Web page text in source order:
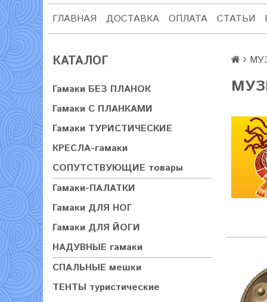
ГЛАВНАЯ ДОСТАВКА ОПЛАТА СТАТЬИ
КАТАЛОГ
Гамаки БЕЗ ПЛАНОК
Гамаки С ПЛАНКАМИ
Гамаки ТУРИСТИЧЕСКИЕ
КРЕСЛА-гамаки
СОПУТСТВУЮЩИЕ товары
Гамаки-ПАЛАТКИ
Гамаки ДЛЯ НОГ
Гамаки ДЛЯ ЙОГИ
НАДУВНЫЕ гамаки
СПАЛЬНЫЕ мешки
ТЕНТЫ туристические